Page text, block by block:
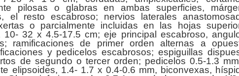
pilosas o glabras en ambas superficies,
el resto escabroso; nervios laterales
o parcialmente incluidas en las hojas
32 x 4.5-17.5 cm; eje principal escabroso,
ramificaciones de primer orden alternas a
y pedicelos escabrosos; espiguillas
de segundo o tercer orden; pedicelos 0.5-1.3
elipsoides, 1.4- 1.7 x 0.4-0.6 mm, biconvexas,